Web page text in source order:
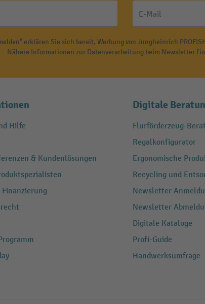
E-Mail
erklären Sie sich bereit, Werbung von Jungheinrich
Nähere Informationen zur Datenverarbeitung beim Newsletter
Hilfe
& Kundenlösungen
Finanzierung
Digitale
Flurförderzeug-
Regalkonfigurator
Ergonomische
Recycling und
Newsletter
Newsletter
Digitale Kataloge
Profi-Guide
Handwerksumfrage